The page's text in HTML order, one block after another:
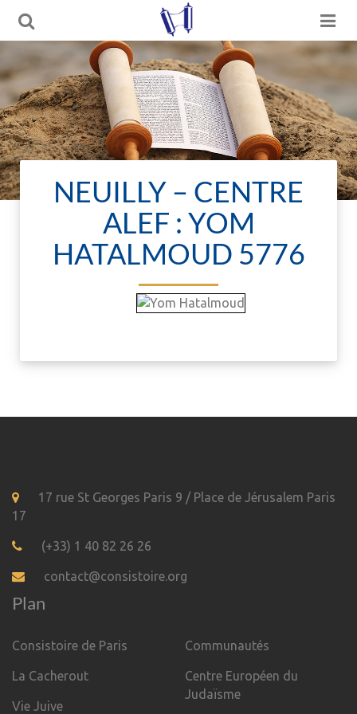
NEUILLY – CENTRE
ALEF : YOM
HATALMOUD 5776
17 rue St Georges Paris 9 / Place de Jérusalem Paris
17
(+33) 1 40 82 26 26
contact@consistoire.org
Plan
Consistoire de Paris
La Cacherout
Vie Juive
Communautés
Centre Européen du
Judaïsme